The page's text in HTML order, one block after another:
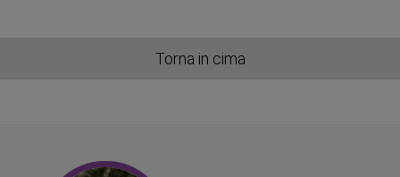
Torna in cima